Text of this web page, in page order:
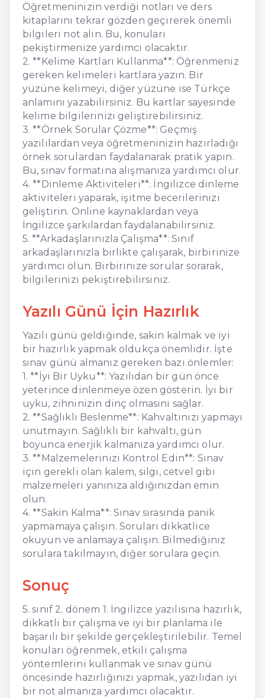
Öğretmeninizin verdiği notları ve ders
kitaplarını tekrar gözden geçirerek önemli
bilgileri not alın. Bu, konuları
pekiştirmenize yardımcı olacaktır.
2. **Kelime Kartları Kullanma**: Öğrenmeniz
gereken kelimeleri kartlara yazın. Bir
yüzüne kelimeyi, diğer yüzüne ise Türkçe
anlamını yazabilirsiniz. Bu kartlar sayesinde
kelime bilgilerinizi geliştirebilirsiniz.
3. **Örnek Sorular Çözme**: Geçmiş
yazılılardan veya öğretmeninizin hazırladığı
örnek sorulardan faydalanarak pratik yapın.
Bu, sınav formatına alışmanıza yardımcı olur.
4. **Dinleme Aktiviteleri**: İngilizce dinleme
aktiviteleri yaparak, işitme becerilerinizi
geliştirin. Online kaynaklardan veya
İngilizce şarkılardan faydalanabilirsiniz.
5. **Arkadaşlarınızla Çalışma**: Sınıf
arkadaşlarınızla birlikte çalışarak, birbirinize
yardımcı olun. Birbirinize sorular sorarak,
bilgilerinizi pekiştirebilirsiniz.
Yazılı Günü İçin Hazırlık
Yazılı günü geldiğinde, sakin kalmak ve iyi
bir hazırlık yapmak oldukça önemlidir. İşte
sınav günü almanız gereken bazı önlemler:
1. **İyi Bir Uyku**: Yazılıdan bir gün önce
yeterince dinlenmeye özen gösterin. İyi bir
uyku, zihninizin dinç olmasını sağlar.
2. **Sağlıklı Beslenme**: Kahvaltınızı yapmayı
unutmayın. Sağlıklı bir kahvaltı, gün
boyunca enerjik kalmanıza yardımcı olur.
3. **Malzemelerinizi Kontrol Edin**: Sınav
için gerekli olan kalem, silgi, cetvel gibi
malzemeleri yanınıza aldığınızdan emin
olun.
4. **Sakin Kalma**: Sınav sırasında panik
yapmamaya çalışın. Soruları dikkatlice
okuyun ve anlamaya çalışın. Bilmediğiniz
sorulara takılmayın, diğer sorulara geçin.
Sonuç
5. sınıf 2. dönem 1. İngilizce yazılısına hazırlık,
dikkatli bir çalışma ve iyi bir planlama ile
başarılı bir şekilde gerçekleştirilebilir. Temel
konuları öğrenmek, etkili çalışma
yöntemlerini kullanmak ve sınav günü
öncesinde hazırlığınızı yapmak, yazılıdan iyi
bir not almanıza yardımcı olacaktır.